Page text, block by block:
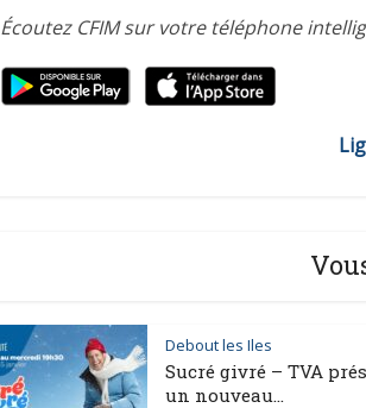
Écoutez CFIM sur votre téléphone
Debout les Iles
Sucré givré – TVA
un nouveau...